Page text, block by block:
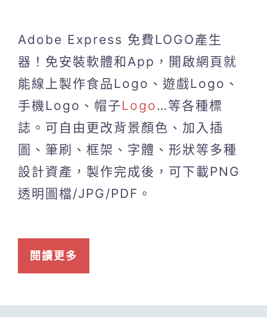
Adobe Express 免費LOGO產生
器！免安裝軟體和App，開啟網頁就
能線上製作食品Logo、遊戲Logo、
手機Logo、帽子Logo…等各種標
誌。可自由更改背景顏色、加入插
圖、筆刷、框架、字體、形狀等多種
設計資產，製作完成後，可下載PNG
透明圖檔/JPG/PDF。
閱讀更多